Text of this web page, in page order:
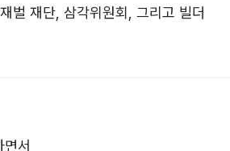
벌 재단, 삼각위원회, 그리고 빌더
부를 만들어 가는 비밀 조직들이 벌
문에 그들이 아는지 모르지마는 첫
상의 징조만을 가지고 공격하므로
서